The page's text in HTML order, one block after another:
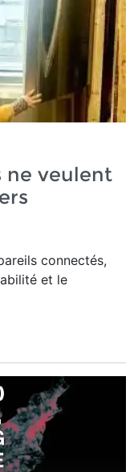
ne veulent
connectés,
et le